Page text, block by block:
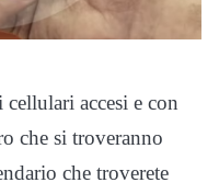
accesi e con
che si troveranno
che troverete